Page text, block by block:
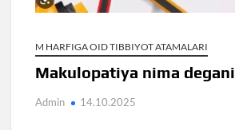
M HARFIGA OID TIBBIYOT ATAMALARI
Makulopatiya nima degani
Admin 14.10.2025